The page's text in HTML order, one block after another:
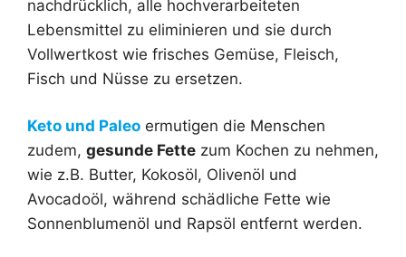
nachdrücklich, alle hochverarbeiteten
Lebensmittel zu eliminieren und sie durch
Vollwertkost wie frisches Gemüse, Fleisch,
Fisch und Nüsse zu ersetzen.
Keto und Paleo ermutigen die Menschen
zudem, gesunde Fette zum Kochen zu nehmen,
wie z.B. Butter, Kokosöl, Olivenöl und
Avocadoöl, während schädliche Fette wie
Sonnenblumenöl und Rapsöl entfernt werden.